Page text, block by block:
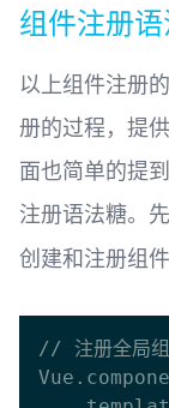
组件注册
以上组件注册
册的过程，提
面也简单的提
注册语法糖。
创建和注册组件
// 注册全局